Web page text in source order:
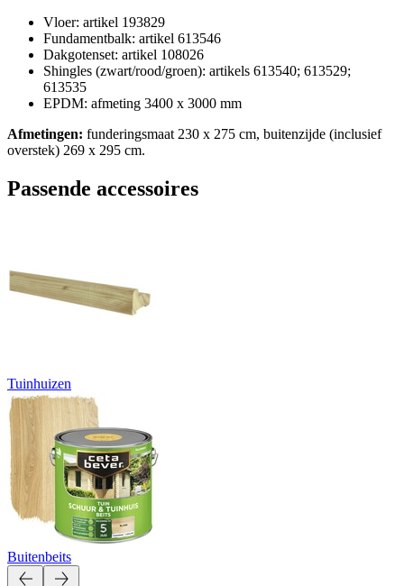
Vloer: artikel 193829
Fundamentbalk: artikel 613546
Dakgotenset: artikel 108026
Shingles (zwart/rood/groen): artikels 613540; 613529;
613535
EPDM: afmeting 3400 x 3000 mm
Afmetingen: funderingsmaat 230 x 275 cm, buitenzijde (inclusief
overstek) 269 x 295 cm.
Passende accessoires
Tuinhuizen
Buitenbeits